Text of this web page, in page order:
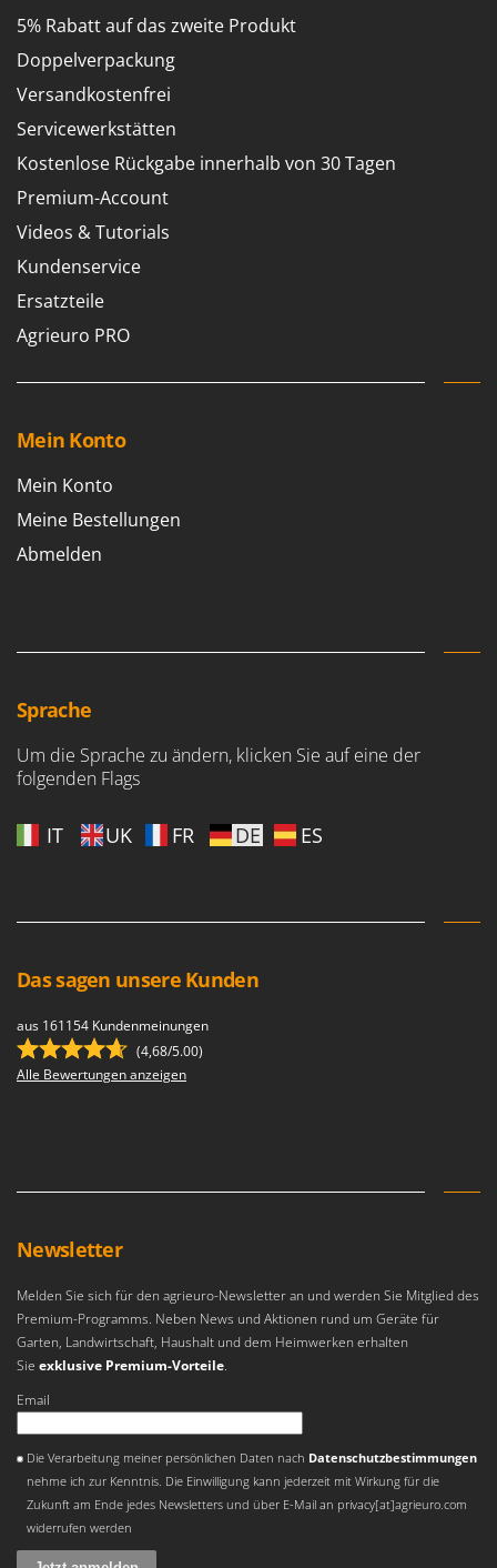
5% Rabatt auf das zweite Produkt
Doppelverpackung
Versandkostenfrei
Servicewerkstätten
Kostenlose Rückgabe innerhalb von 30 Tagen
Premium-Account
Videos & Tutorials
Kundenservice
Ersatzteile
Agrieuro PRO
Mein Konto
Mein Konto
Meine Bestellungen
Abmelden
Sprache
Um die Sprache zu ändern, klicken Sie auf eine der
folgenden Flags
IT UK FR DE ES
Das sagen unsere Kunden
aus 161154 Kundenmeinungen
(4,68/5.00)
Alle Bewertungen anzeigen
Newsletter
Melden Sie sich für den agrieuro-Newsletter an und werden Sie Mitglied des
Premium-Programms. Neben News und Aktionen rund um Geräte für
Garten, Landwirtschaft, Haushalt und dem Heimwerken erhalten
Sie exklusive Premium-Vorteile.
Email
Die Verarbeitung meiner persönlichen Daten nach Datenschutzbestimmungen
nehme ich zur Kenntnis. Die Einwilligung kann jederzeit mit Wirkung für die
Zukunft am Ende jedes Newsletters und über E-Mail an privacy[at]agrieuro.com
widerrufen werden